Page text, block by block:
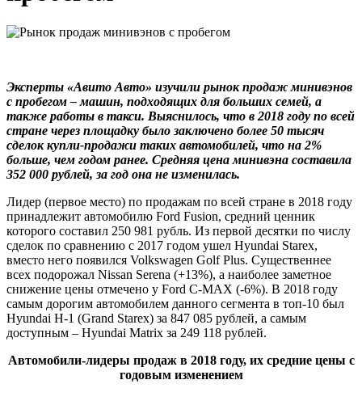
Эксперты «Авито Авто» изучили рынок продаж минивэнов
с пробегом – машин, подходящих для больших семей, а
также работы в такси. Выяснилось, что в 2018 году по всей
стране через площадку было заключено более 50 тысяч
сделок купли-продажи таких автомобилей, что на 2%
больше, чем годом ранее. Средняя цена минивэна составила
352 000 рублей, за год она не изменилась.
Лидер (первое место) по продажам по всей стране в 2018 году
принадлежит автомобилю Ford Fusion, средний ценник
которого составил 250 981 рубль. Из первой десятки по числу
сделок по сравнению с 2017 годом ушел Hyundai Starex,
вместо него появился Volkswagen Golf Plus. Существеннее
всех подорожал Nissan Serena (+13%), а наиболее заметное
снижение цены отмечено у Ford C-MAX (-6%). В 2018 году
самым дорогим автомобилем данного сегмента в топ-10 был
Hyundai H-1 (Grand Starex) за 847 085 рублей, а самым
доступным – Hyundai Matrix за 249 118 рублей.
Автомобили-лидеры продаж в 2018 году, их средние цены с
годовым изменением